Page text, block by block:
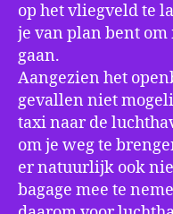
op het vliegveld te
je van plan bent
gaan.
Aangezien het
gevallen niet
taxi naar de
om je weg te
er natuurlijk ook
bagage mee te